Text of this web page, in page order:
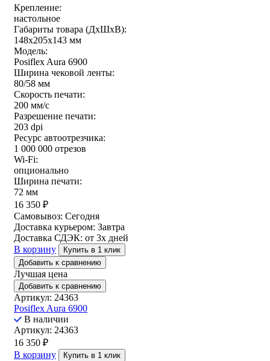
Крепление:
настольное
Габариты товара (ДxШxВ):
148x205x143 мм
Модель:
Posiflex Aura 6900
Ширина чековой ленты:
80/58 мм
Скорость печати:
200 мм/с
Разрешение печати:
203 dpi
Ресурс автоотрезчика:
1 000 000 отрезов
Wi-Fi:
опционально
Ширина печати:
72 мм
16 350 ₽
Самовывоз: Сегодня
Доставка курьером: Завтра
Доставка СДЭК: от 3х дней
В корзину
Купить в 1 клик
Добавить к сравнению
Лучшая цена
Добавить к сравнению
Артикул: 24363
Posiflex Aura 6900
В наличии
Артикул: 24363
16 350 ₽
В корзину
Купить в 1 клик